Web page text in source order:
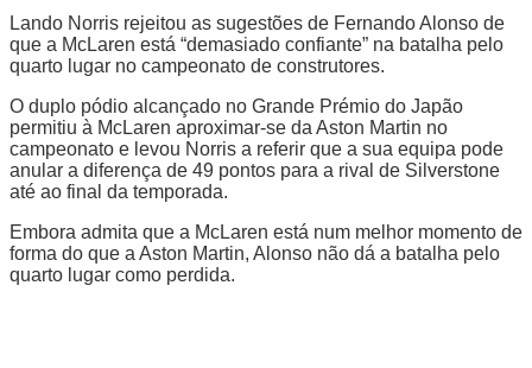
Lando Norris rejeitou as sugestões de Fernando Alonso de
que a McLaren está “demasiado confiante” na batalha pelo
quarto lugar no campeonato de construtores.
O duplo pódio alcançado no Grande Prémio do Japão
permitiu à McLaren aproximar-se da Aston Martin no
campeonato e levou Norris a referir que a sua equipa pode
anular a diferença de 49 pontos para a rival de Silverstone
até ao final da temporada.
Embora admita que a McLaren está num melhor momento de
forma do que a Aston Martin, Alonso não dá a batalha pelo
quarto lugar como perdida.